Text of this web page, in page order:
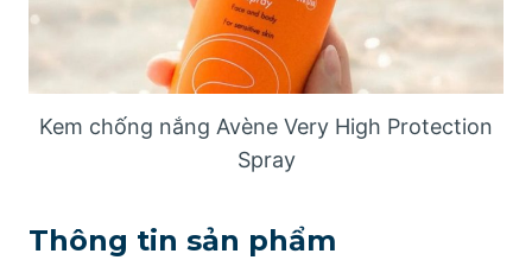
Kem chống nắng Avène Very High Protection
Spray
Thông tin sản phẩm